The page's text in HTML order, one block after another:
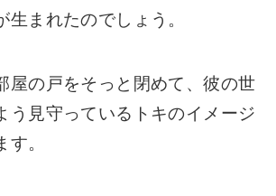
生まれたのでしょう。
屋の戸をそっと閉めて、彼の世
う見守っているトキのイメージ
。